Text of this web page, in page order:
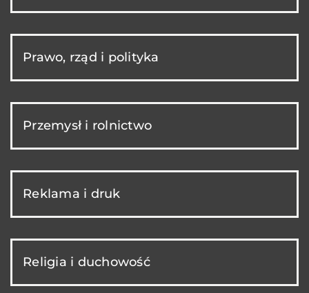
Prawo, rząd i polityka
Przemysł i rolnictwo
Reklama i druk
Religia i duchowość